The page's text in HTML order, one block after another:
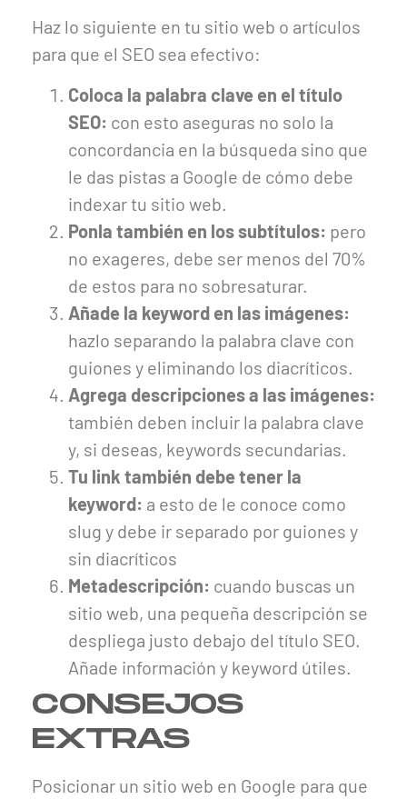
Haz lo siguiente en tu sitio web o artículos
para que el SEO sea efectivo:
Coloca la palabra clave en el título
SEO: con esto aseguras no solo la
concordancia en la búsqueda sino que
le das pistas a Google de cómo debe
indexar tu sitio web.
Ponla también en los subtítulos: pero
no exageres, debe ser menos del 70%
de estos para no sobresaturar.
Añade la keyword en las imágenes:
hazlo separando la palabra clave con
guiones y eliminando los diacríticos.
Agrega descripciones a las imágenes:
también deben incluir la palabra clave
y, si deseas, keywords secundarias.
Tu link también debe tener la
keyword: a esto de le conoce como
slug y debe ir separado por guiones y
sin diacríticos
Metadescripción: cuando buscas un
sitio web, una pequeña descripción se
despliega justo debajo del título SEO.
Añade información y keyword útiles.
CONSEJOS
EXTRAS
Posicionar un sitio web en Google para que